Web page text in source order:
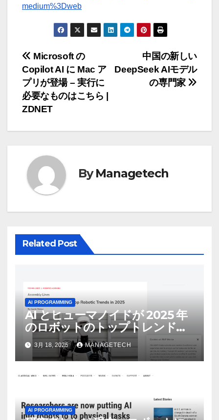
medium%3Dweb
投
稿
ナ
ー
シ
中国の新しい
DeepSeek AIモデル
の専門家
Microsoft の
Copilot AI に Mac ア
プリが登場 – 実行に
必要なものはこちら |
ZDNET
ByManagetech
Related Post
AI PROGRAMMING
AI とヒューマノイドが 2025 年
のロボットのトップトレンドに |
ASSEMBLY
3月 18, 2025 MANAGETECH
AI PROGRAMMING